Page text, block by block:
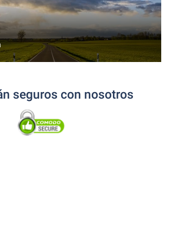
seguros con nosotros